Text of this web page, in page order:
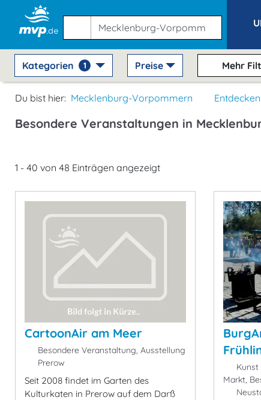
Kategorien 1 Preise Mehr
Du bist hier: Mecklenburg-Vorpommern Entdecken
Besondere Veranstaltungen in
1 - 40 von 48 Einträgen angezeigt
CartoonAir am Meer
Besondere Veranstaltung, Ausstellung
Prerow
Seit 2008 findet im Garten des
Kulturkaten in Prerow auf dem Darß
Markt,